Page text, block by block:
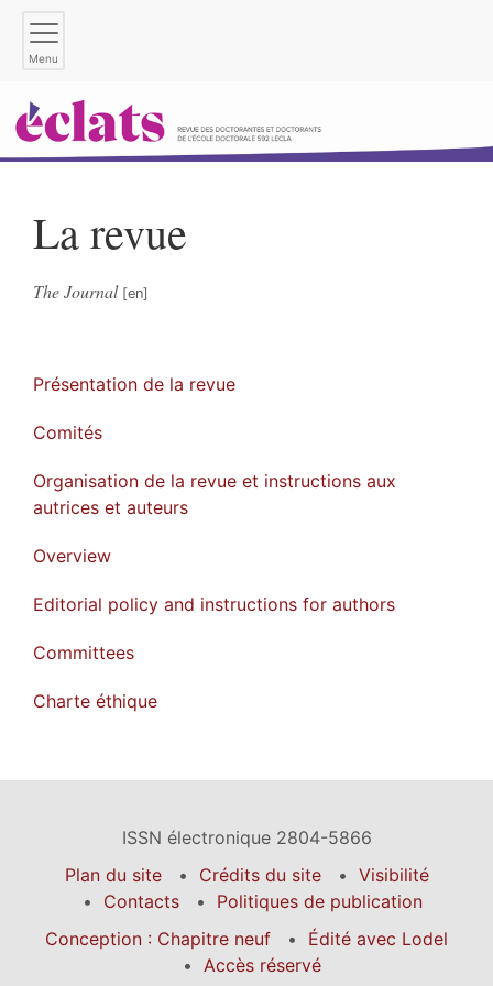
Menu
La revue
The Journal
Présentation de la revue
Comités
Organisation de la revue et instructions aux
autrices et auteurs
Overview
Editorial policy and instructions for authors
Committees
Charte éthique
ISSN électronique 2804-5866
Plan du site
Crédits du site
Visibilité
Contacts
Politiques de publication
Conception : Chapitre neuf
Édité avec Lodel
Accès réservé